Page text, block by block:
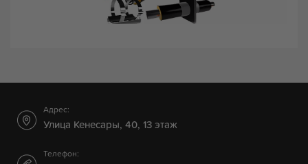
Адрес:
Улица Кенесары, 40, 13 этаж
Телефон: